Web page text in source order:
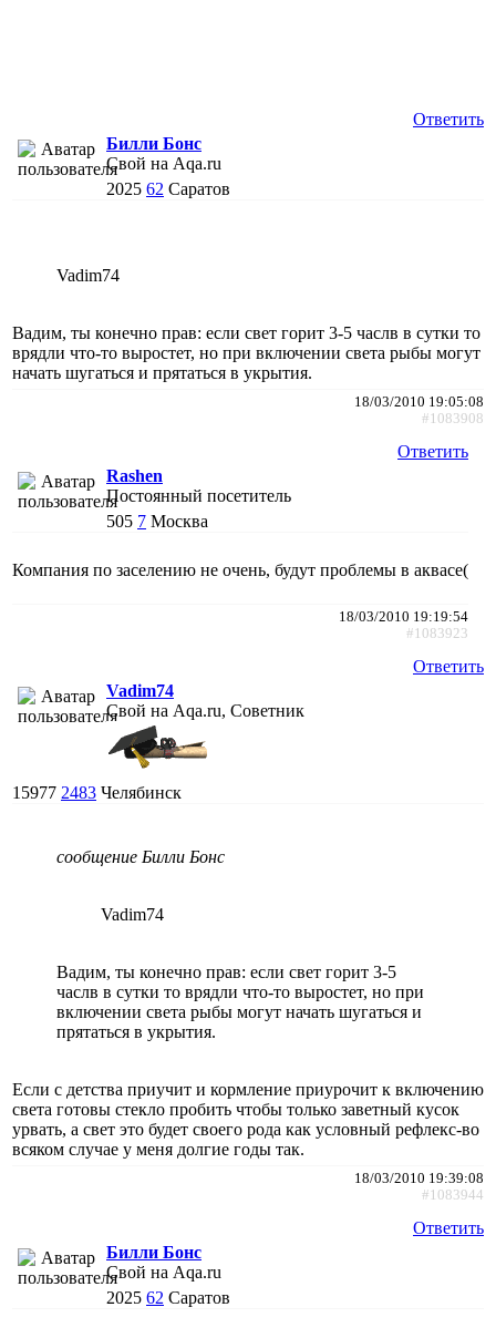
Ответить
Билли Бонс
Свой на Aqa.ru
2025 62 Саратов
Vadim74
Вадим, ты конечно прав: если свет горит 3-5 часлв в сутки то
врядли что-то выростет, но при включении света рыбы могут
начать шугаться и прятаться в укрытия.
18/03/2010 19:05:08
#1083908
Ответить
Rashen
Постоянный посетитель
505 7 Москва
Компания по заселению не очень, будут проблемы в аквасе(
18/03/2010 19:19:54
#1083923
Ответить
Vadim74
Свой на Aqa.ru, Советник
15977 2483 Челябинск
сообщение Билли Бонс
Vadim74
Вадим, ты конечно прав: если свет горит 3-5
часлв в сутки то врядли что-то выростет, но при
включении света рыбы могут начать шугаться и
прятаться в укрытия.
Если с детства приучит и кормление приурочит к включению
света готовы стекло пробить чтобы только заветный кусок
урвать, а свет это будет своего рода как условный рефлекс-во
всяком случае у меня долгие годы так.
18/03/2010 19:39:08
#1083944
Ответить
Билли Бонс
Свой на Aqa.ru
2025 62 Саратов